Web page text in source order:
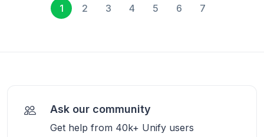
1 2 3 4 5 6 7
Ask our community
Get help from 40k+ Unify users